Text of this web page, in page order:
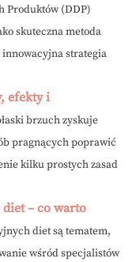
Produktów (DDP)
skuteczna metoda
strategia
efekty i
brzuch zyskuje
pragnących poprawić
kilku prostych zasad
– co warto
diet są tematem,
wśród specjalistów